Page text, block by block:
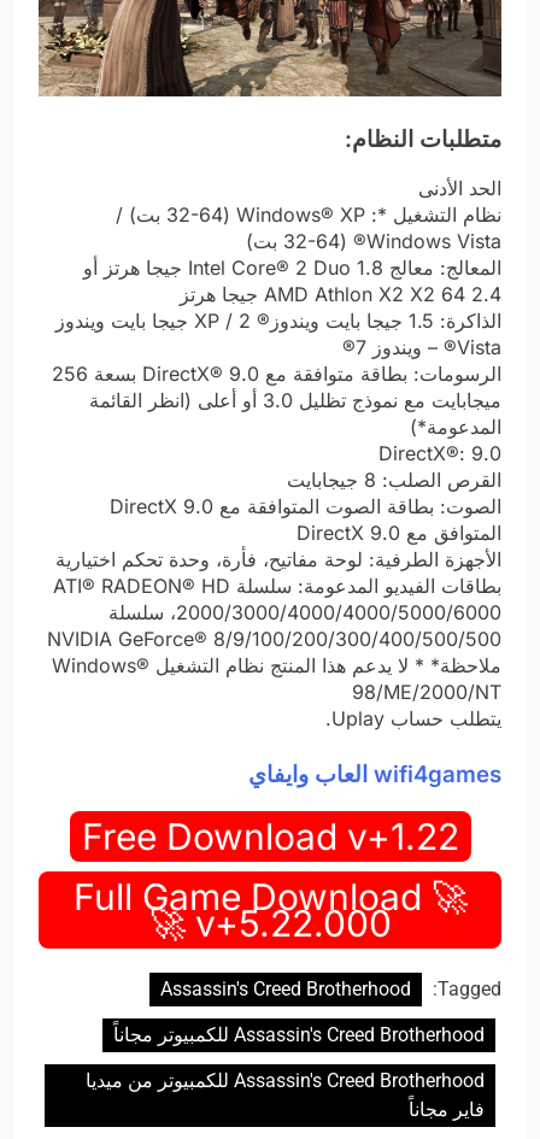
متطلبات النظام:
الحد الأدنى
نظام التشغيل *: Windows® XP (32-64 بت) /
Windows Vista® (32-64 بت)
المعالج: معالج Intel Core® 2 Duo 1.8 جيجا هرتز أو
AMD Athlon X2 X2 64 2.4 جيجا هرتز
الذاكرة: 1.5 جيجا بايت ويندوز® XP / 2 جيجا بايت ويندوز
Vista® – ويندوز 7®
الرسومات: بطاقة متوافقة مع DirectX® 9.0 بسعة 256
ميجابايت مع نموذج تظليل 3.0 أو أعلى (انظر القائمة
المدعومة*)
DirectX®: 9.0
القرص الصلب: 8 جيجابايت
الصوت: بطاقة الصوت المتوافقة مع DirectX 9.0
المتوافق مع DirectX 9.0
الأجهزة الطرفية: لوحة مفاتيح، فأرة، وحدة تحكم اختيارية
بطاقات الفيديو المدعومة: سلسلة ATI® RADEON® HD
2000/3000/4000/4000/5000/6000، سلسلة
NVIDIA GeForce® 8/9/100/200/300/400/500/500
ملاحظة* * لا يدعم هذا المنتج نظام التشغيل Windows®
98/ME/2000/NT
يتطلب حساب Uplay.
wifi4games العاب وايفاي
Free Download v+1.22
🚀 Full Game Download
v+5.22.000 🚀
Tagged:
Assassin's Creed Brotherhood
Assassin's Creed Brotherhood للكمبيوتر مجاناً
Assassin's Creed Brotherhood للكمبيوتر من ميديا
فاير مجاناً